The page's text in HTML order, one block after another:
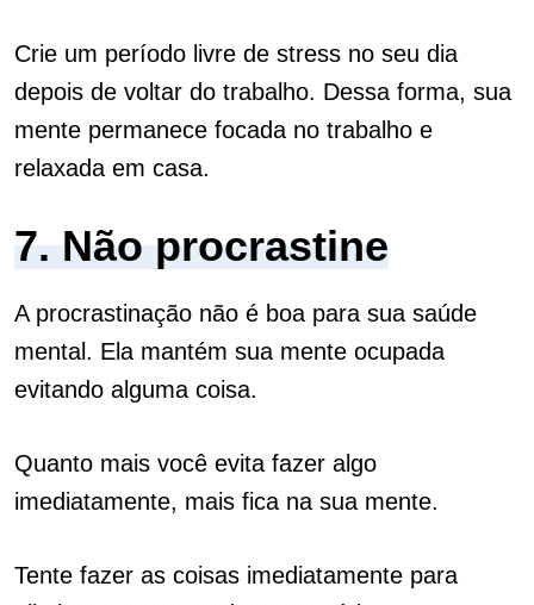
Crie um período livre de stress no seu dia
depois de voltar do trabalho. Dessa forma, sua
mente permanece focada no trabalho e
relaxada em casa.
7. Não procrastine
A procrastinação não é boa para sua saúde
mental. Ela mantém sua mente ocupada
evitando alguma coisa.
Quanto mais você evita fazer algo
imediatamente, mais fica na sua mente.
Tente fazer as coisas imediatamente para